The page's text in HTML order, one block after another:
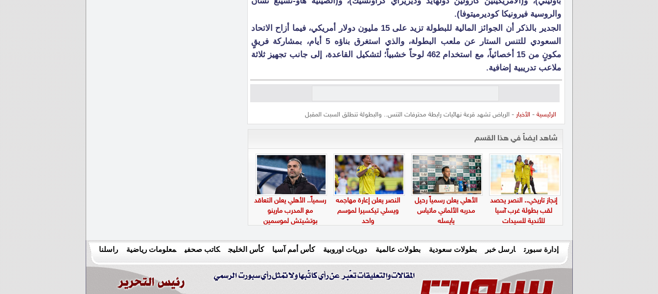
والروسية فيرونيكا كوديرميتوفا).
الجدير بالذكر أن الجوائز المالية للبطولة تزيد على 15 مليون دولار أمريكي، فيما أزاح الاتحاد
السعودي للتنس الستار عن ملعب البطولة، والذي استغرق بناؤه 5 أيام، بمشاركة فريقٍ
مكونٍ من 15 أخصائياً، مع استخدام 462 لوحاً خشبياً؛ لتشكيل القاعدة، إلى جانب تجهيز ثلاثة
ملاعب تدريبية إضافية.
الرئيسية - الأخبار - الرياض تشهد قرعة نهائيات رابطة محترفات التنس.. والبطولة تنطلق السبت المقبل
شاهد ايضاً في هذا القسم
إنجاز تاريخي.. النصر يحصد
لقب بطولة غرب آسيا
للأندية للسيدات
الأهلي يعلن رسمياً رحيل
مدربه الألماني ماتياس
يايسله
النصر يعلن إعارة مهاجمه
ويسلي تيكسيرا لموسم
واحد
رسمياً.. الأهلي يعلن التعاقد
مع المدرب مارينو
بوتشيتش لموسمين
إدارة سبورت ارسل خبر بطولات سعودية بطولات عالمية دوريات اوروبية كأس أمم آسيا كأس الخليج كاتب صحفي معلومات رياضية راسلنا